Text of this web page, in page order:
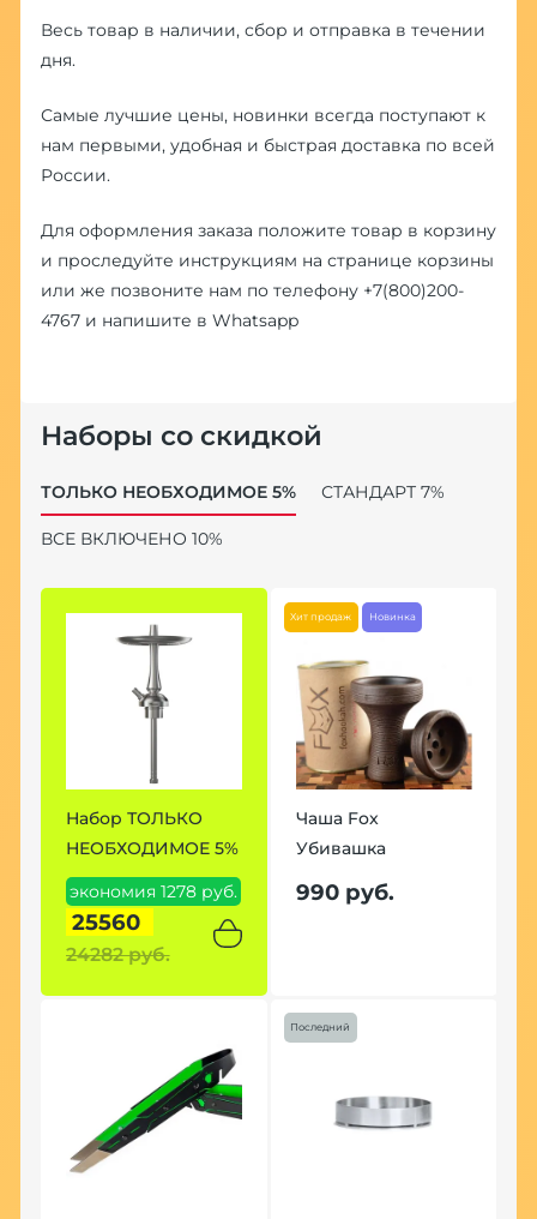
Весь товар в наличии, сбор и отправка в течении
дня.
Самые лучшие цены, новинки всегда поступают к
нам первыми, удобная и быстрая доставка по всей
России.
Для оформления заказа положите товар в корзину
и проследуйте инструкциям на странице корзины
или же позвоните нам по телефону +7(800)200-
4767и напишите в Whatsapp
Наборы со скидкой
ТОЛЬКО НЕОБХОДИМОЕ 5% СТАНДАРТ 7%
ВСЕ ВКЛЮЧЕНО 10%
Набор ТОЛЬКО
НЕОБХОДИМОЕ 5%
экономия 1278 руб.
25560
24282 руб.
Хит продаж Новинка
Чаша Fox
Убивашка
990 руб.
Последний